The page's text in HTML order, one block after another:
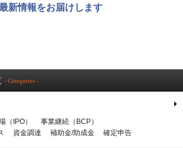
新情報をお届けします
- Categories -
（IPO）
事業継続（BCP）
資金調達 補助金/助成金 確定申告